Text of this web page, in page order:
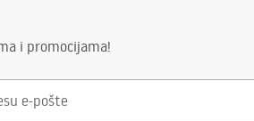
i promocijama!